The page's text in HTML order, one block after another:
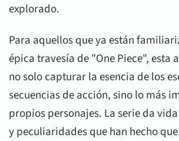
explorado.
Para aquellos que ya están
épica travesía de "One Piece", esta
no solo capturar la esencia de los
secuencias de acción, sino lo más
propios personajes. La serie da
y peculiaridades que han hecho